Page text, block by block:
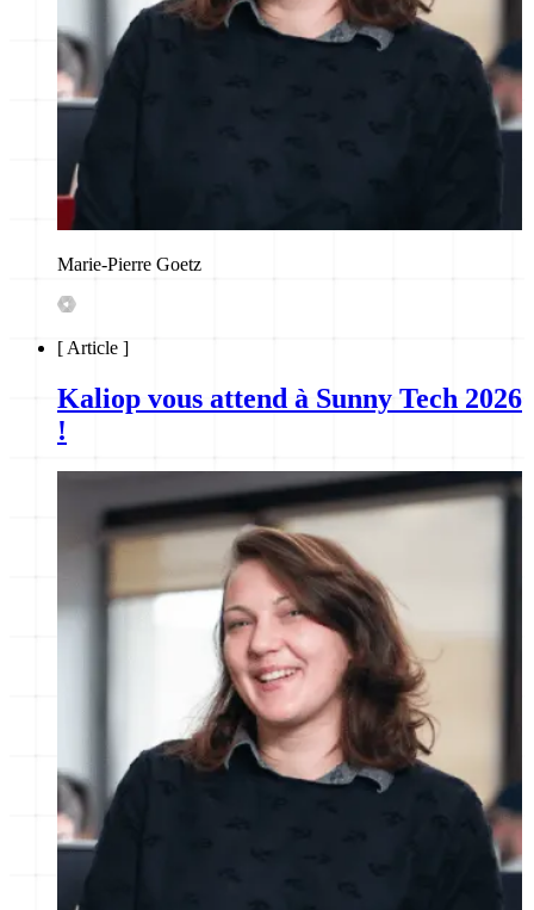
Marie-Pierre Goetz
[ Article ]
Kaliop vous attend à Sunny Tech 2026
!